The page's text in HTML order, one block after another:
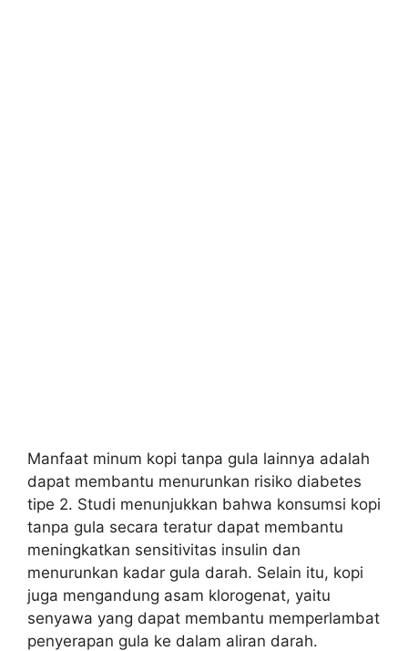
Manfaat minum kopi tanpa gula lainnya adalah
dapat membantu menurunkan risiko diabetes
tipe 2. Studi menunjukkan bahwa konsumsi kopi
tanpa gula secara teratur dapat membantu
meningkatkan sensitivitas insulin dan
menurunkan kadar gula darah. Selain itu, kopi
juga mengandung asam klorogenat, yaitu
senyawa yang dapat membantu memperlambat
penyerapan gula ke dalam aliran darah.